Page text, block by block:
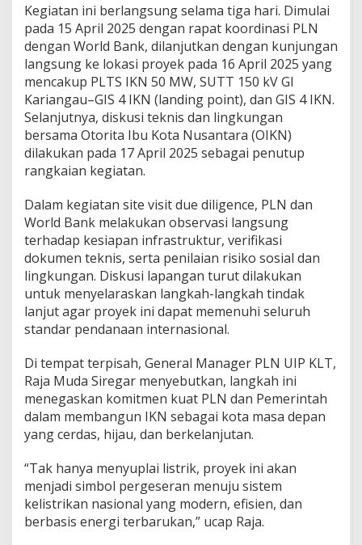
Kegiatan ini berlangsung selama tiga hari. Dimulai
pada 15 April 2025 dengan rapat koordinasi PLN
dengan World Bank, dilanjutkan dengan kunjungan
langsung ke lokasi proyek pada 16 April 2025 yang
mencakup PLTS IKN 50 MW, SUTT 150 kV GI
Kariangau–GIS 4 IKN (landing point), dan GIS 4 IKN.
Selanjutnya, diskusi teknis dan lingkungan
bersama Otorita Ibu Kota Nusantara (OIKN)
dilakukan pada 17 April 2025 sebagai penutup
rangkaian kegiatan.
Dalam kegiatan site visit due diligence, PLN dan
World Bank melakukan observasi langsung
terhadap kesiapan infrastruktur, verifikasi
dokumen teknis, serta penilaian risiko sosial dan
lingkungan. Diskusi lapangan turut dilakukan
untuk menyelaraskan langkah-langkah tindak
lanjut agar proyek ini dapat memenuhi seluruh
standar pendanaan internasional.
Di tempat terpisah, General Manager PLN UIP KLT,
Raja Muda Siregar menyebutkan, langkah ini
menegaskan komitmen kuat PLN dan Pemerintah
dalam membangun IKN sebagai kota masa depan
yang cerdas, hijau, dan berkelanjutan.
“Tak hanya menyuplai listrik, proyek ini akan
menjadi simbol pergeseran menuju sistem
kelistrikan nasional yang modern, efisien, dan
berbasis energi terbarukan,” ucap Raja.